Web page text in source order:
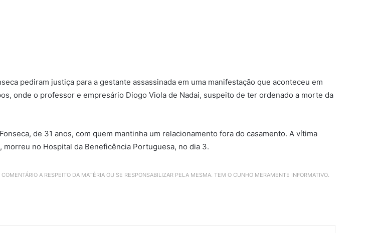
pediram justiça para a gestante assassinada em uma manifestação que aconteceu em
onde o professor e empresário Diogo Viola de Nadai, suspeito de ter ordenado a morte da
de 31 anos, com quem mantinha um relacionamento fora do casamento. A vítima
no Hospital da Beneficência Portuguesa, no dia 3.
A RESPEITO DA MATÉRIA OU SE RESPONSABILIZAR PELA MESMA. TEM O CUNHO MERAMENTE INFORMATIVO.